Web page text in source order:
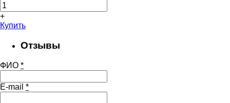
+
Купить
Отзывы
ФИО *
E-mail *